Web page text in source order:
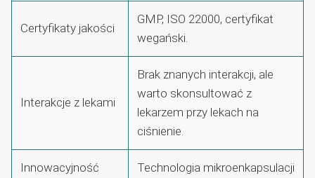
Certyfikaty jakości
GMP, ISO 22000, certyfikat
wegański.
Interakcje z lekami
Brak znanych interakcji, ale
warto skonsultować z
lekarzem przy lekach na
ciśnienie.
Innowacyjność
Technologia mikroenkapsulacji